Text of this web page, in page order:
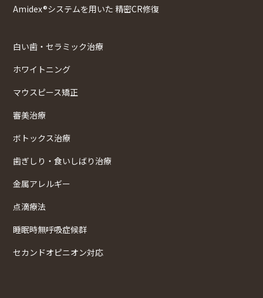
Amidex®システムを用いた 精密CR修復
白い歯・セラミック治療
ホワイトニング
マウスピース矯正
審美治療
ボトックス治療
歯ぎしり・食いしばり治療
金属アレルギー
点滴療法
睡眠時無呼吸症候群
セカンドオピニオン対応